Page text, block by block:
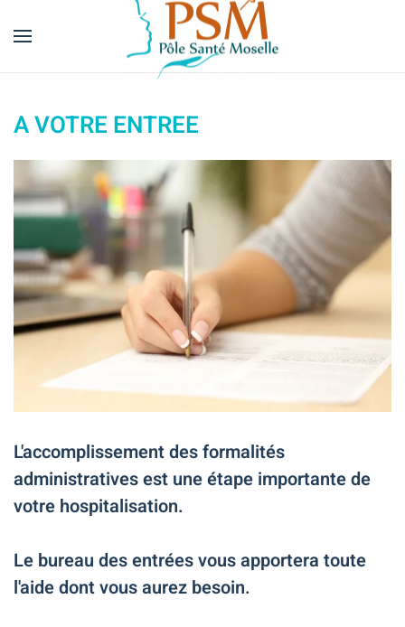
content
A VOTRE ENTREE
L'accomplissement des formalités
administratives est une étape importante de
votre hospitalisation.
Le bureau des entrées vous apportera toute
l'aide dont vous aurez besoin.